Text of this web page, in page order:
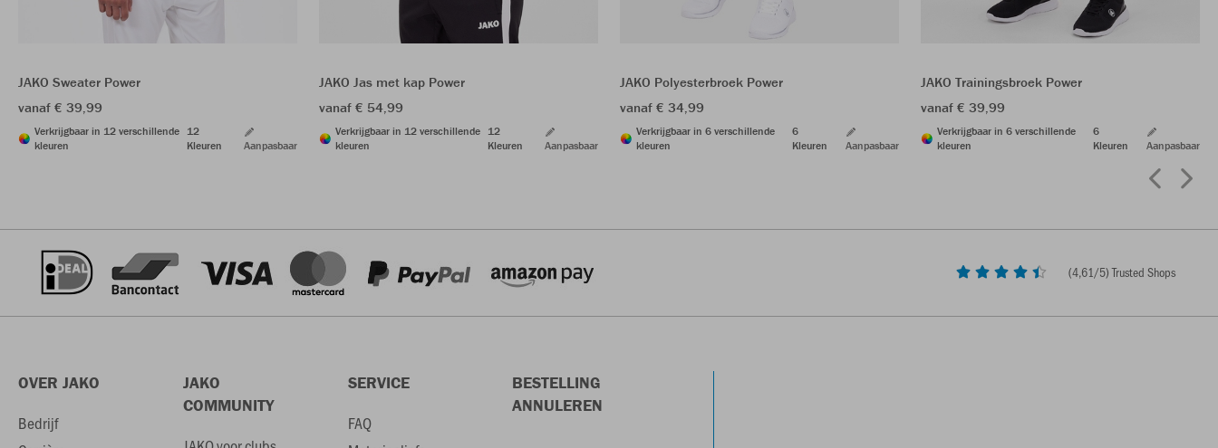
JAKO Sweater Power
vanaf € 39,99
Verkrijgbaar in 12 verschillende
kleuren
12
Kleuren
Aanpasbaar
JAKO Jas met kap Power
vanaf € 54,99
Verkrijgbaar in 12 verschillende
kleuren
12
Kleuren
Aanpasbaar
JAKO Polyesterbroek Power
vanaf € 34,99
Verkrijgbaar in 6 verschillende
kleuren
6
Kleuren
Aanpasbaar
JAKO Trainingsbroek Power
vanaf € 39,99
Verkrijgbaar in 6 verschillende
kleuren
6
Kleuren
Aanpasbaar
(4,61/5) Trusted Shops
OVER JAKO
Bedrijf
JAKO
COMMUNITY
SERVICE
FAQ
BESTELLING
ANNULEREN